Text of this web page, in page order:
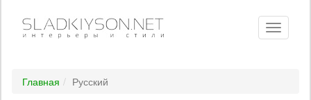
Toggle
Главная Русский